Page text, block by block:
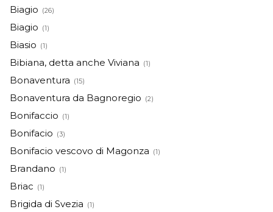
Biagio (26)
Biagio (1)
Biasio (1)
Bibiana, detta anche Viviana (1)
Bonaventura (15)
Bonaventura da Bagnoregio (2)
Bonifaccio (1)
Bonifacio (3)
Bonifacio vescovo di Magonza (1)
Brandano (1)
Briac (1)
Brigida di Svezia (1)